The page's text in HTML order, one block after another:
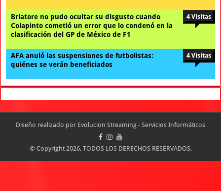
Briatore no pudo ocultar su disgusto cuando
Colapinto cometió un error que lo condenó en la
clasificación del GP de México de F1
4 Visitas
AFA anuló las suspensiones de futbolistas:
quiénes se verán beneficiados
4 Visitas
Diseño realizado por Evolucion Streaming - Servicios Informáticos
© Copyright 2026, TODOS LOS DERECHOS RESERVADOS.